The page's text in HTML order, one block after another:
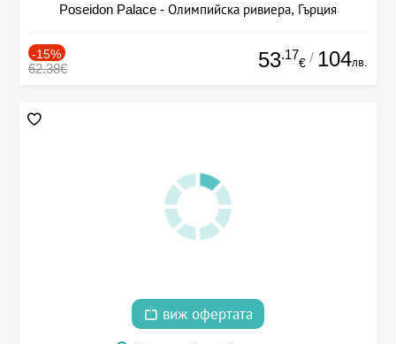
Poseidon Palace - Олимпийска ривиера, Гърция
-15%
62.38€ 53.17
€ / 104лв.
виж офертата